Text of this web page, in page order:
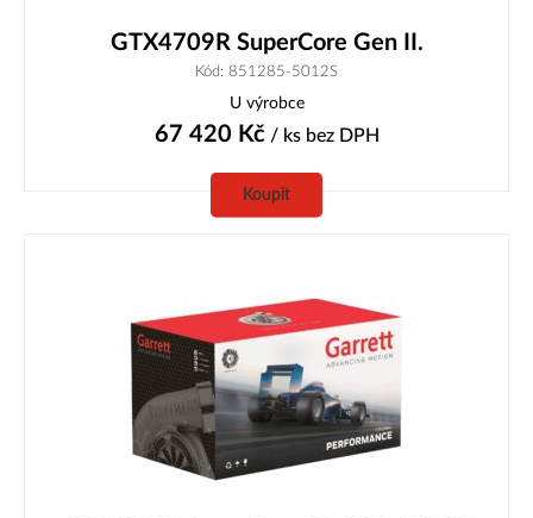
GTX4709R SuperCore Gen II.
Kód: 851285-5012S
U výrobce
67 420 Kč/ ks bez DPH
Koupit